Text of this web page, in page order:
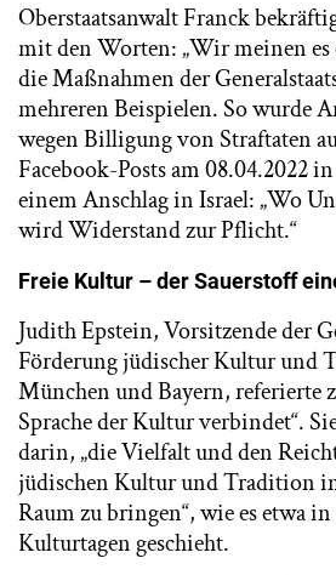
Oberstaatsanwalt Franck
mit den Worten: „Wir meinen es
die Maßnahmen der
mehreren Beispielen. So wurde
wegen Billigung von Straftaten
Facebook-Posts am 08.04.2022
einem Anschlag in Israel: „Wo
wird Widerstand zur Pflicht.“
Freie Kultur – der Sauerstoff
Judith Epstein, Vorsitzende der
Förderung jüdischer Kultur und
München und Bayern, referierte
Sprache der Kultur verbindet“.
darin, „die Vielfalt und den
jüdischen Kultur und Tradition
Raum zu bringen“, wie es etwa
Kulturtagen geschieht.